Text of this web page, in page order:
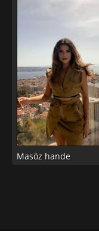
Masöz hande